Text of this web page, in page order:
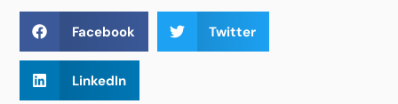
Facebook Twitter
LinkedIn